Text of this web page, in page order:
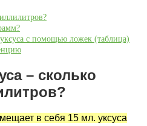
с помощью ложек (таблица)
– сколько
в себя 15 мл. уксуса